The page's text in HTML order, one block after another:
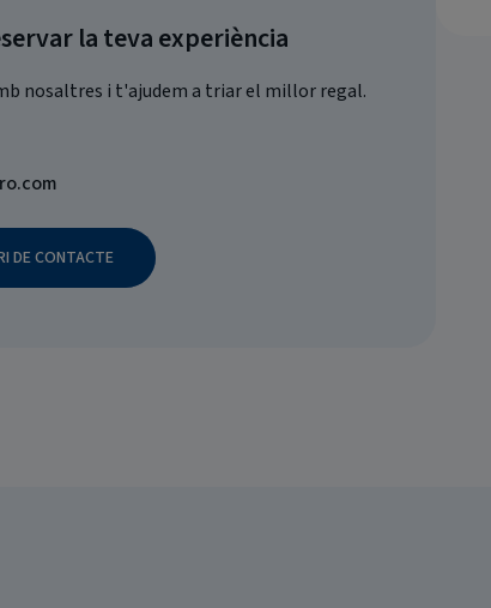
la teva experiència
nosaltres i t'ajudem a triar el millor regal.
DE CONTACTE